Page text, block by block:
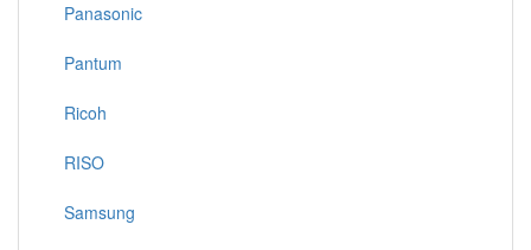
Panasonic
Pantum
Ricoh
RISO
Samsung